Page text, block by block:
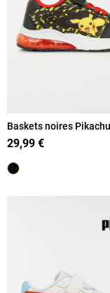
Baskets noires
(25-30)
29,99 €